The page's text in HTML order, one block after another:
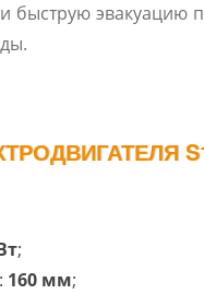
быструю эвакуацию
;
160 мм;